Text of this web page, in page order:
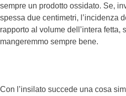
sempre un prodotto ossidato. Se,
spessa due centimetri, l’incidenza
rapporto al volume dell’intera fetta,
mangeremmo sempre bene.
Con l’insilato succede una cosa